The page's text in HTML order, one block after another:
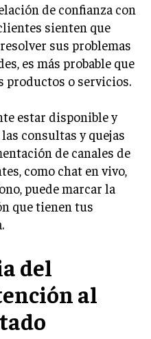
FINANCIEROS
FINANCIEROS
de confianza con
sienten que
sus problemas
es más probable que
productos o servicios.
estar disponible y
consultas y quejas
de canales de
como chat en vivo,
puede marcar la
que tienen tus
del
al